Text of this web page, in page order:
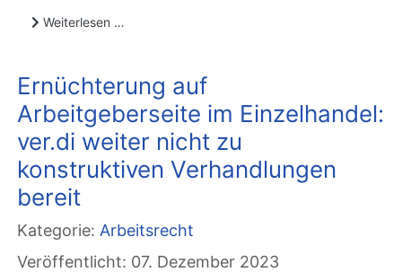
Weiterlesen …
Ernüchterung auf
Arbeitgeberseite im Einzelhandel:
ver.di weiter nicht zu
konstruktiven Verhandlungen
bereit
Kategorie: Arbeitsrecht
Veröffentlicht: 07. Dezember 2023